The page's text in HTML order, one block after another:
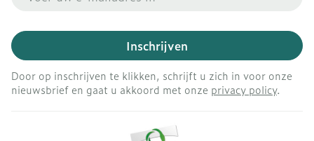
Inschrijven
Door op inschrijven te klikken, schrijft u zich in voor onze
nieuwsbrief en gaat u akkoord met onze privacy policy.